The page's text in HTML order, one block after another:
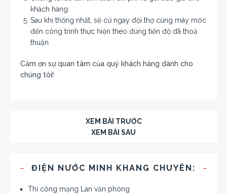
khách hàng.
Sau khi thống nhất, sẽ cử ngay đội thợ cùng máy móc
đến công trình thực hiện theo đúng tiến độ đã thoả
thuận
Cảm ơn sự quan tâm của quý khách hàng dành cho
chúng tôi!
XEM BÀI TRƯỚC
XEM BÀI SAU
ĐIỆN NƯỚC MINH KHANG CHUYÊN:
Thi công mạng Lan văn phòng